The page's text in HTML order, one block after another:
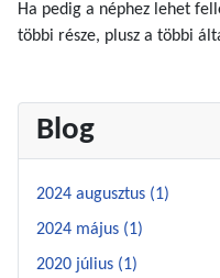
Blog
2024 augusztus (1)
2024 május (1)
2020 július (1)
Ha pedig a néphez lehet
többi része, plusz a többi